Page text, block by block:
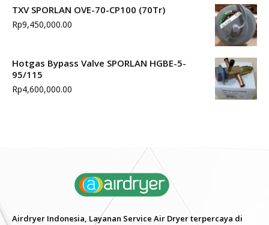
TXV SPORLAN OVE-70-CP100 (70Tr)
Rp9,450,000.00
Hotgas Bypass Valve SPORLAN HGBE-5-
95/115
Rp4,600,000.00
Airdryer Indonesia, Layanan Service Air Dryer terpercaya di